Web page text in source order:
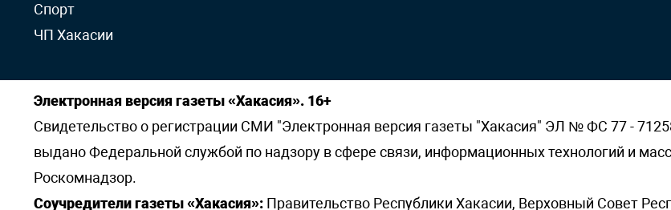
Спорт
ЧП Хакасии
Электронная версия газеты «Хакасия». 16+
Свидетельство о регистрации СМИ "Электронная версия газеты "Хакасия" ЭЛ № ФС 77 -
выдано Федеральной службой по надзору в сфере связи, информационных технологий и
Роскомнадзор.
Соучредители газеты «Хакасия»: Правительство Республики Хакасии, Верховный Совет